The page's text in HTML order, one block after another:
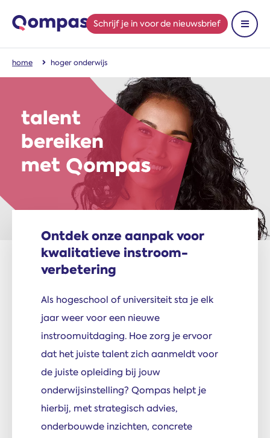
Schrijf je in voor de nieuwsbrief
Toon
home hoger onderwijs
talent
bereiken
met
Ontdek onze aanpak voor
kwalitatieve instroom­
verbetering
Als hogeschool of universiteit sta je elk
jaar weer voor een nieuwe
instroomuitdaging. Hoe zorg je ervoor
dat het juiste talent zich aanmeldt voor
de juiste opleiding bij jouw
onderwijsinstelling? Qompas helpt je
hierbij, met strategisch advies,
onderbouwde inzichten, concrete